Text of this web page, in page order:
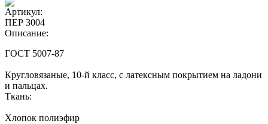
Артикул:
ПЕР 3004
Описание:
ГОСТ 5007-87
Кругловязаные, 10-й класс, с латексным покрытием на ладони
и пальцах.
Ткань:
Хлопок полиэфир